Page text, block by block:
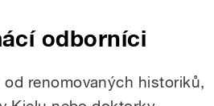
odborníci
renomovaných historiků,